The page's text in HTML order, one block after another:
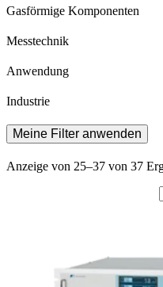
Gasförmige Komponenten
Messtechnik
Anwendung
Industrie
Meine Filter anwenden
Anzeige von 25–37 von 37